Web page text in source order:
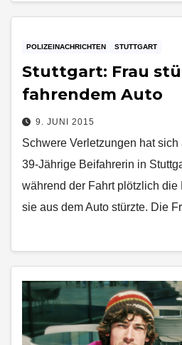
POLIZEINACHRICHTEN STUTTGART
Stuttgart: Frau
fahrendem Auto
9. JUNI 2015
Schwere Verletzungen hat
39-Jährige Beifahrerin in
während der Fahrt plötzlich die
sie aus dem Auto stürzte. Die